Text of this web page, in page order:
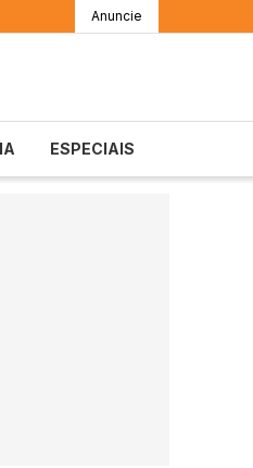
Anuncie
ESPECIAIS